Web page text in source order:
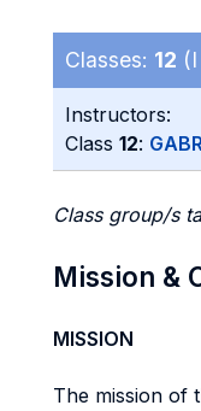
Classes: 12
Instructors:
Class 12:
Class group/s
Mission &
MISSION
The mission of